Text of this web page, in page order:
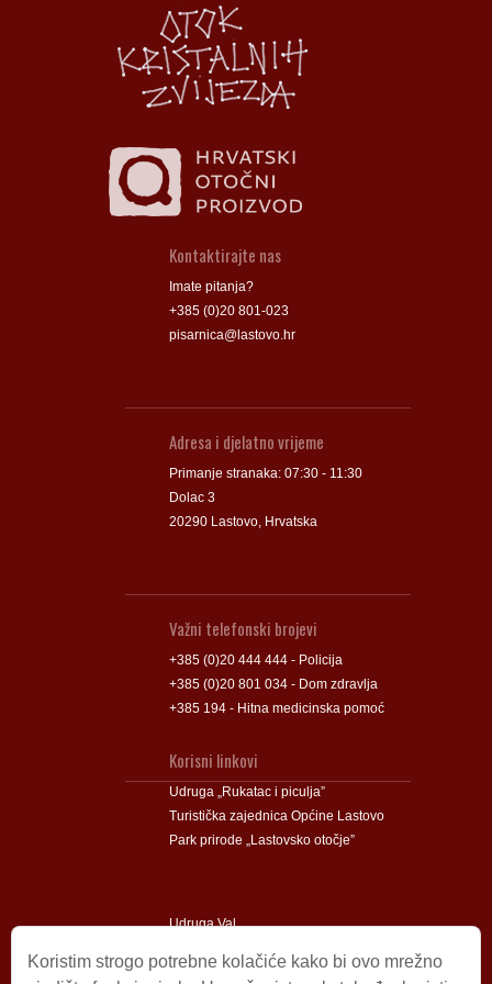
Groblje
Groblje
Kontaktirajte nas
Imate pitanja?
+385 (0)20 801-023
pisarnica@lastovo.hr
Adresa i djelatno vrijeme
Primanje stranaka: 07:30 - 11:30
Dolac 3
20290 Lastovo, Hrvatska
Važni telefonski brojevi
+385 (0)20 444 444 - Policija
+385 (0)20 801 034 - Dom zdravlja
+385 194 - Hitna medicinska pomoć
Korisni linkovi
Udruga „Rukatac i piculja”
Turistička zajednica Općine Lastovo
Park prirode „Lastovsko otočje”
Udruga Val
Koristim strogo potrebne kolačiće kako bi ovo mrežno